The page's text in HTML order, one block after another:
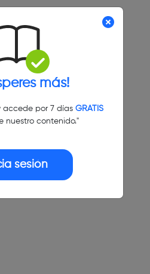
más!
por 7 días GRATIS
nuestro contenido."
sesión